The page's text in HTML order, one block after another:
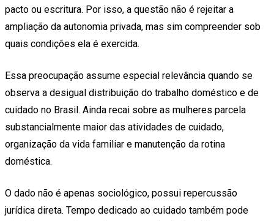
pacto ou escritura. Por isso, a questão não é rejeitar a
ampliação da autonomia privada, mas sim compreender sob
quais condições ela é exercida.
Essa preocupação assume especial relevância quando se
observa a desigual distribuição do trabalho doméstico e de
cuidado no Brasil. Ainda recai sobre as mulheres parcela
substancialmente maior das atividades de cuidado,
organização da vida familiar e manutenção da rotina
doméstica.
O dado não é apenas sociológico, possui repercussão
jurídica direta. Tempo dedicado ao cuidado também pode